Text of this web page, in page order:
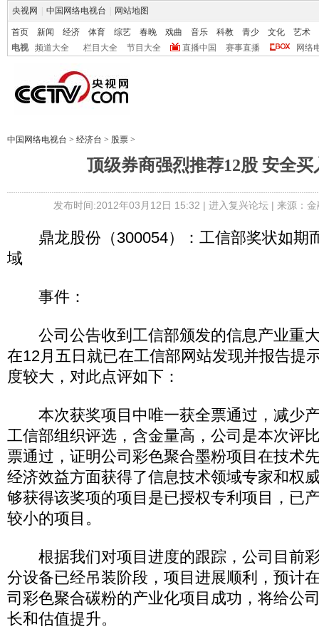
央视网 中国网络电视台 网站地图
首页 新闻 经济 体育 综艺 春晚 戏曲 音乐 科教 青少 文化
艺术
电视
频道大全 栏目大全 节目大全 直播中国 赛事直播 网络
中国网络电视台 > 经济台 > 股票 >
顶级券商强烈推荐12股 安全买
发布时间:2012年03月12日 15:32 | 进入复兴论坛| 来源：
鼎龙股份（300054）：工信部奖状如期
域
事件：
公司公告收到工信部颁发的信息产业重
在12月五日就已在工信部网站发现并报告提
度较大，对此点评如下：
本次获奖项目中唯一获全票通过，减少
工信部组织评选，含金量高，公司是本次评
票通过，证明公司彩色聚合墨粉项目在技术
经济效益方面获得了信息技术领域专家和权
够获得该奖项的项目是已授权专利项目，已
较小的项目。
根据我们对项目进度的跟踪，公司目前
分设备已经吊装阶段，项目进展顺利，预计
司彩色聚合碳粉的产业化项目成功，将给公
长和估值提升。